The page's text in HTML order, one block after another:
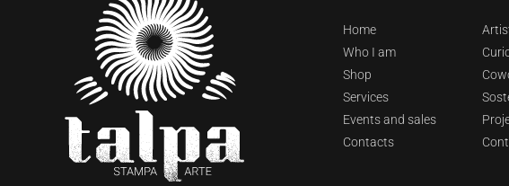
Home
Who I am
Shop
Services
Events and sales
Contacts